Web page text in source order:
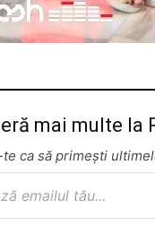
mai multe la
ca să primești